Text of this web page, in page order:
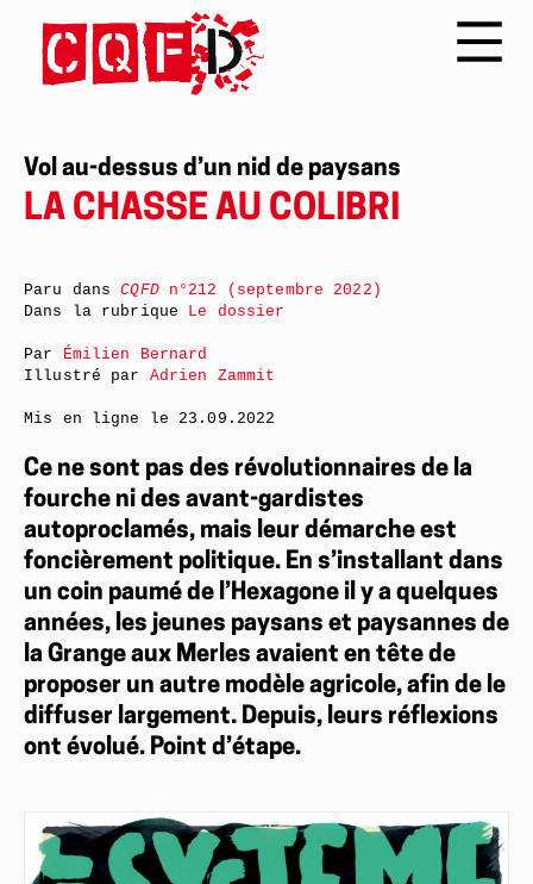
Vol au-dessus d’un nid de paysans
LA CHASSE AU COLIBRI
Ce ne sont pas des révolutionnaires de la
fourche ni des avant-gardistes
autoproclamés, mais leur démarche est
foncièrement politique. En s’installant dans
un coin paumé de l’Hexagone il y a quelques
années, les jeunes paysans et paysannes de
la Grange aux Merles avaient en tête de
proposer un autre modèle agricole, afin de le
diffuser largement. Depuis, leurs réflexions
ont évolué. Point d’étape.
Paru dansCQFDn°212 (septembre 2022)
Dans la rubrique Le dossier
Par Émilien Bernard
Illustré par Adrien Zammit
Mis en ligne le 23.09.2022